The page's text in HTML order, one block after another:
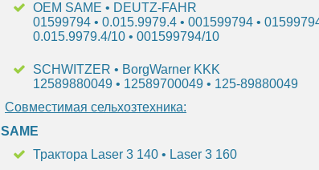
OEM SAME • DEUTZ-FAHR
01599794 • 0.015.9979.4 • 001599794 •
0.015.9979.4/10 • 001599794/10
SCHWITZER • BorgWarner KKK
12589880049 • 12589700049 • 125-89880049
Совместимая сельхозтехника:
SAME
Трактора Laser 3 140 • Laser 3 160